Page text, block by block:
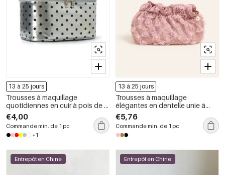
13 à 25 jours
Trousses à maquillage
quotidiennes en cuir à pois de la
collection Simple Series
€4,00
Commande min. de 1 pc
+1
13 à 25 jours
Trousses à maquillage
élégantes en dentelle unie à
fleurs, collection Simple Series
€5,76
Commande min. de 1 pc
Entrepôt en Chine Entrepôt en Chine